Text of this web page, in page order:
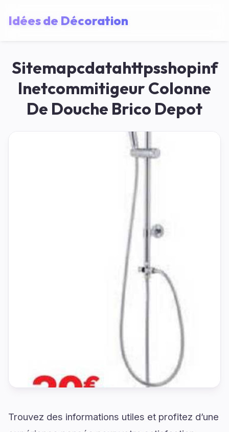
Idées de Décoration
Sitemapcdatahttpsshopinf
Inetcommitigeur Colonne
De Douche Brico Depot
Trouvez des informations utiles et profitez d’une